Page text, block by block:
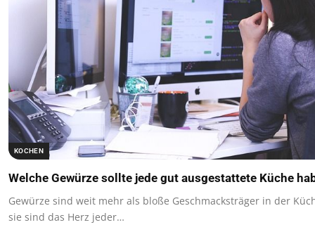
KOCHEN
Welche Gewürze sollte jede gut ausgestattete Küche
Gewürze sind weit mehr als bloße Geschmacksträger in der
sie sind das Herz jeder…